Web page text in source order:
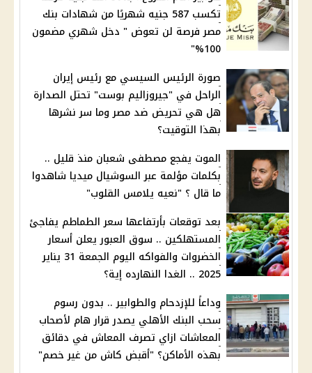
تكسب 587 جنيه شهريًا من شهادات بنك
مصر فرصة لن تعوض " دخل شهري مضمون
100%"
صورة الرئيس السيسي مع رئيس إيران
الراحل في "جيروزاليم بوست" تحتل الصدارة
هل هي تحريض ضد مصر وما سر نشرها
بهذا التوقيت؟
الموت يفجع مصطفى شعبان منذ قليل ..
بكلمات مؤلمة عبر السوشيال ميديا شاهدوا
ما قال ؟ "نعيه يلامس القلوب"
بعد توقعات بأرتفاعها سعر الطماطم يفاجئ
المستهلكين .. سوق العبور يعلن أسعار
الخضروات والفواكه اليوم الجمعة 31 يناير
2025 .. الغدا النهارده إية؟
وداعاً للإزدحام والطوابير .. بدون رسوم
سحب البنك الأهلي يصدر قرار هام لأصحاب
المعاشات ازاي تصرف المعاش في دقائق
بهذه الأماكن؟ "أقبض كاش من غير خصم"